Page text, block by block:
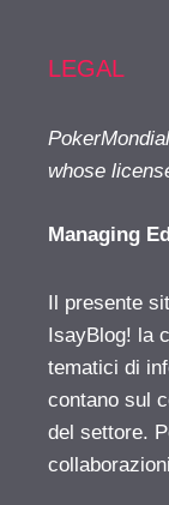
LEGAL
whose
Managing
Il presente
IsayBlog! la
tematici di
contano sul
del settore.